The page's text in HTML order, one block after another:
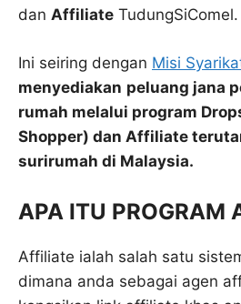
dan Affiliate TudungSiComel.
Ini seiring dengan Misi
menyediakan peluang jana
rumah melalui program
Shopper) dan Affiliate
surirumah di Malaysia.
APA ITU PROGRAM
Affiliate ialah salah satu
dimana anda sebagai agen